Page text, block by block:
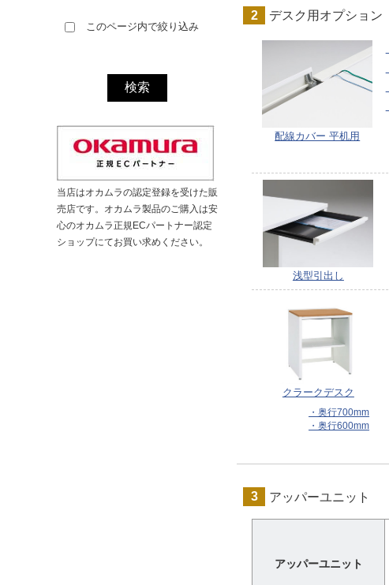
2 デスク用オプション
配線カバー 平机用
浅型引出し
クラークデスク
・奥行700mm
・奥行600mm
3 アッパーユニット
アッパーユニット
このページ内で絞り込み
当店はオカムラの認定登録を受けた販
売店です。オカムラ製品のご購入は安
心のオカムラ正規ECパートナー認定
ショップにてお買い求めください。